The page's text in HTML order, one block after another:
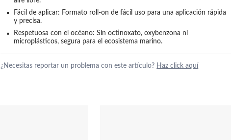
Fácil de aplicar: Formato roll-on de fácil uso para una aplicación rápida
y precisa.
Respetuosa con el océano: Sin octinoxato, oxybenzona ni
microplásticos, segura para el ecosistema marino.
¿Necesitas reportar un problema con este artículo? Haz click aquí